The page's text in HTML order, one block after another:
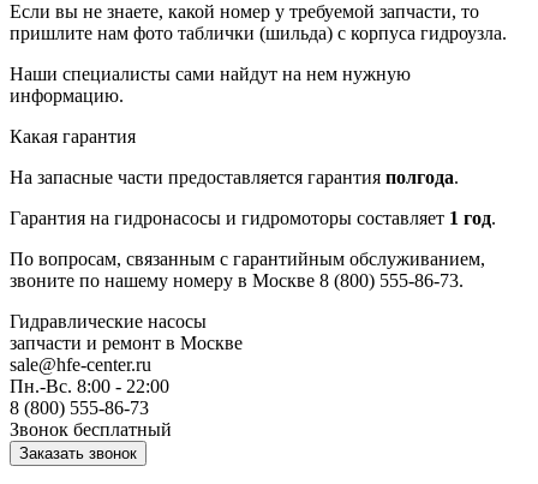
Если вы не знаете, какой номер у требуемой запчасти, то
пришлите нам фото таблички (шильда) с корпуса гидроузла.
Наши специалисты сами найдут на нем нужную
информацию.
Какая гарантия
На запасные части предоставляется гарантия полгода.
Гарантия на гидронасосы и гидромоторы составляет 1 год.
По вопросам, связанным с гарантийным обслуживанием,
звоните по нашему номеру в Москве 8 (800) 555-86-73.
Гидравлические насосы
запчасти и ремонт в Москве
sale@hfe-center.ru
Пн.-Вс. 8:00 - 22:00
8 (800) 555-86-73
Звонок бесплатный